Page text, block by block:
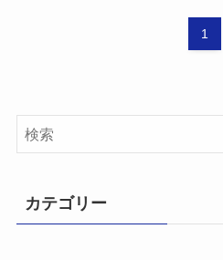
1
カテゴリー